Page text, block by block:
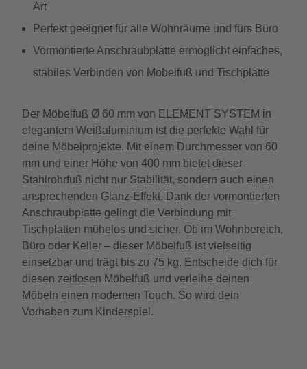
Art
Perfekt geeignet für alle Wohnräume und fürs Büro
Vormontierte Anschraubplatte ermöglicht einfaches,
stabiles Verbinden von Möbelfuß und Tischplatte
Der Möbelfuß Ø 60 mm von ELEMENT SYSTEM in
elegantem Weißaluminium ist die perfekte Wahl für
deine Möbelprojekte. Mit einem Durchmesser von 60
mm und einer Höhe von 400 mm bietet dieser
Stahlrohrfuß nicht nur Stabilität, sondern auch einen
ansprechenden Glanz-Effekt. Dank der vormontierten
Anschraubplatte gelingt die Verbindung mit
Tischplatten mühelos und sicher. Ob im Wohnbereich,
Büro oder Keller – dieser Möbelfuß ist vielseitig
einsetzbar und trägt bis zu 75 kg. Entscheide dich für
diesen zeitlosen Möbelfuß und verleihe deinen
Möbeln einen modernen Touch. So wird dein
Vorhaben zum Kinderspiel.